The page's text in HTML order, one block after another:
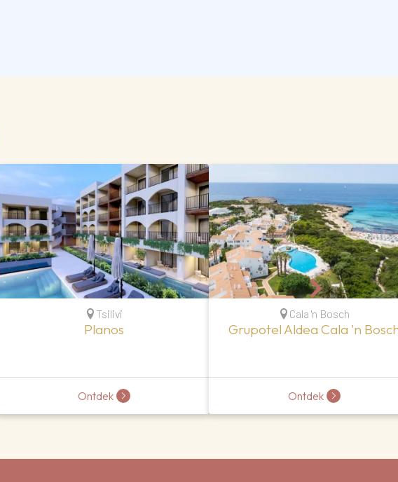
Tsilivi
Planos
Ontdek
Cala 'n Bosch
Grupotel Aldea Cala 'n
Ontdek